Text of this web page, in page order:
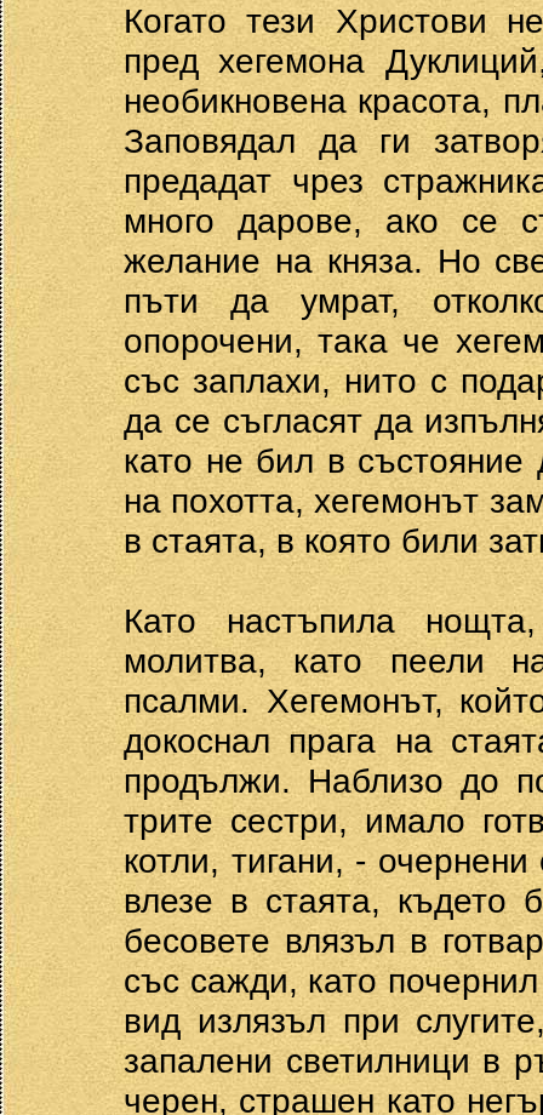
Когато тези Христови
пред хегемона
необикновена красота,
Заповядал да ги
предадат чрез
много дарове, ако се
желание на княза. Но
пъти да умрат,
опорочени, така че
със заплахи, нито с
да се съгласят да
като не бил в
на похотта, хегемонът
в стаята, в която били
Като настъпила
молитва, като пеели
псалми. Хегемонът,
докоснал прага на
продължи. Наблизо до
трите сестри, имало
котли, тигани, -
влезе в стаята, където
бесовете влязъл в
със сажди, като
вид излязъл при
запалени светилници в
черен, страшен като